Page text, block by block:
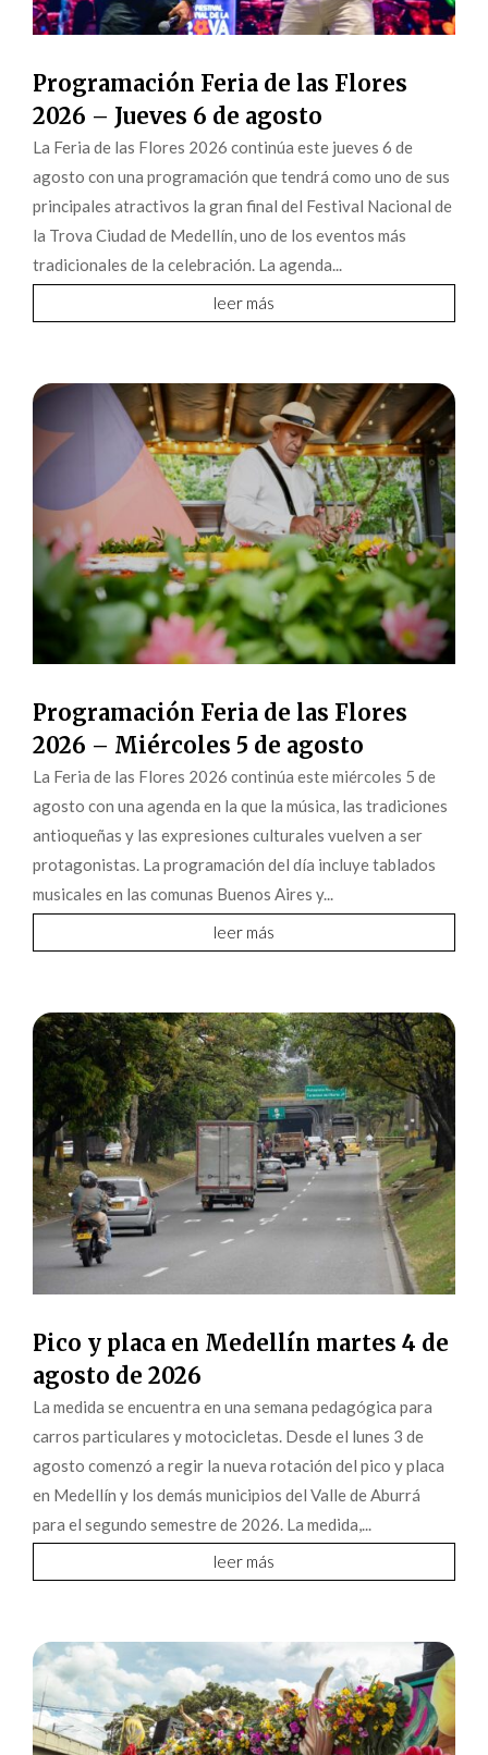
Programación Feria de las Flores
2026 – Jueves 6 de agosto
La Feria de las Flores 2026 continúa este jueves 6 de
agosto con una programación que tendrá como uno de sus
principales atractivos la gran final del Festival Nacional de
la Trova Ciudad de Medellín, uno de los eventos más
tradicionales de la celebración. La agenda...
leer más
Programación Feria de las Flores
2026 – Miércoles 5 de agosto
La Feria de las Flores 2026 continúa este miércoles 5 de
agosto con una agenda en la que la música, las tradiciones
antioqueñas y las expresiones culturales vuelven a ser
protagonistas. La programación del día incluye tablados
musicales en las comunas Buenos Aires y...
leer más
Pico y placa en Medellín martes 4 de
agosto de 2026
La medida se encuentra en una semana pedagógica para
carros particulares y motocicletas. Desde el lunes 3 de
agosto comenzó a regir la nueva rotación del pico y placa
en Medellín y los demás municipios del Valle de Aburrá
para el segundo semestre de 2026. La medida,...
leer más